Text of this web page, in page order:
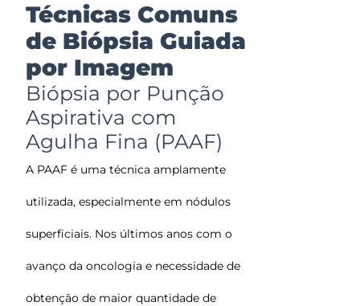
Técnicas Comuns
de Biópsia Guiada
por Imagem
Biópsia por Punção
Aspirativa com
Agulha Fina (PAAF)
A PAAF é uma técnica amplamente
utilizada, especialmente em nódulos
superficiais. Nos últimos anos com o
avanço da oncologia e necessidade de
obtenção de maior quantidade de